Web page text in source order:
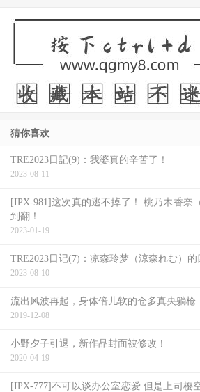
猜你喜欢
TRE2023日記(9)：我婆真的辛苦了！
2023-08-11
[IPX-981]这次真的逃不掉了！ 桃乃木香奈
到翻！
2023-01-19
TRE2023日记(7)：凉森玲梦（涼森れむ）的
2023-08-10
流出风波再起，身体倍儿软的仓多真央躺枪
2019-12-08
小野夕子引退，新作品封面被修改！
2020-04-19
[IPX-777]不可以谈办公室恋爱 但是上司樱